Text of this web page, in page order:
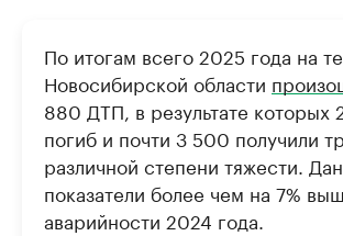
По итогам всего 2025 года на
Новосибирской области
880 ДТП, в результате которых
погиб и почти 3 500 получили
различной степени тяжести.
показатели более чем на 7%
аварийности 2024 года.